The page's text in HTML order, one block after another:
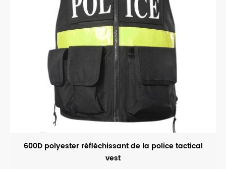
600D polyester réfléchissant de la police tactical
vest